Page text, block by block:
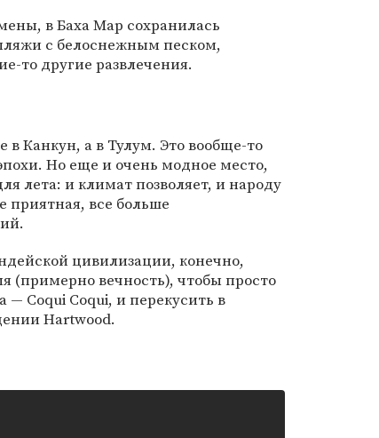
в Баха Мар сохранилась
с белоснежным песком,
то другие развлечения.
Канкун, а в Тулум. Это вообще-то
Но еще и очень модное место,
лета: и климат позволяет, и народу
приятная, все больше
цивилизации, конечно,
(примерно вечность), чтобы просто
— Coqui Coqui, и перекусить в
Hartwood.